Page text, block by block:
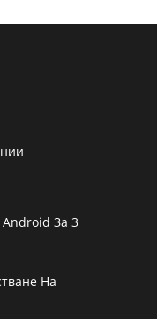
За 3
На